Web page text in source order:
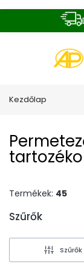
Kezdőlap
Termékek: 45
Szűrők
End of filters
Szűrők